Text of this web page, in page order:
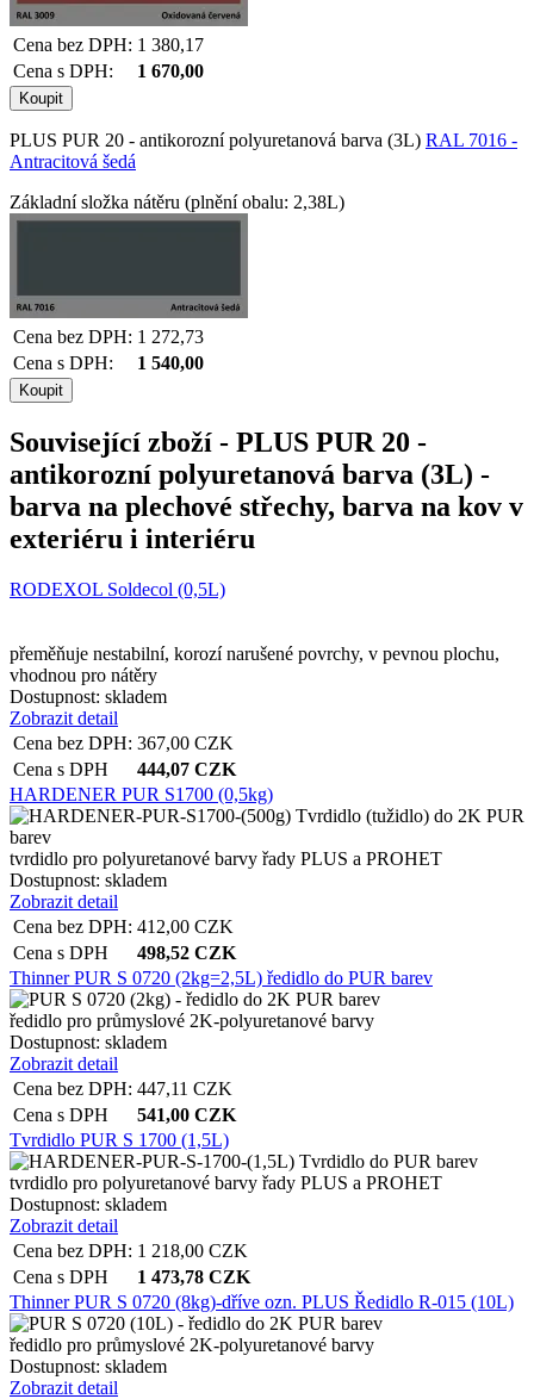
Cena bez DPH: 1 380,17
Cena s DPH:
1 670,00
PLUS PUR 20 - antikorozní polyuretanová barva (3L) RAL 7016 -
Antracitová šedá
Základní složka nátěru (plnění obalu: 2,38L)
Cena bez DPH: 1 272,73
Cena s DPH:
1 540,00
Související zboží - PLUS PUR 20 -
antikorozní polyuretanová barva (3L) -
barva na plechové střechy, barva na kov v
exteriéru i interiéru
RODEXOL Soldecol (0,5L)
přeměňuje nestabilní, korozí narušené povrchy, v pevnou plochu,
vhodnou pro nátěry
Dostupnost: skladem
Zobrazit detail
Cena bez DPH: 367,00 CZK
Cena s DPH
444,07 CZK
HARDENER PUR S1700 (0,5kg)
tvrdidlo pro polyuretanové barvy řady PLUS a PROHET
Dostupnost: skladem
Zobrazit detail
Cena bez DPH: 412,00 CZK
Cena s DPH
498,52 CZK
Thinner PUR S 0720 (2kg=2,5L) ředidlo do PUR barev
ředidlo pro průmyslové 2K-polyuretanové barvy
Dostupnost: skladem
Zobrazit detail
Cena bez DPH: 447,11 CZK
Cena s DPH
541,00 CZK
Tvrdidlo PUR S 1700 (1,5L)
tvrdidlo pro polyuretanové barvy řady PLUS a PROHET
Dostupnost: skladem
Zobrazit detail
Cena bez DPH: 1 218,00 CZK
Cena s DPH
1 473,78 CZK
Thinner PUR S 0720 (8kg)-dříve ozn. PLUS Ředidlo R-015 (10L)
ředidlo pro průmyslové 2K-polyuretanové barvy
Dostupnost: skladem
Zobrazit detail